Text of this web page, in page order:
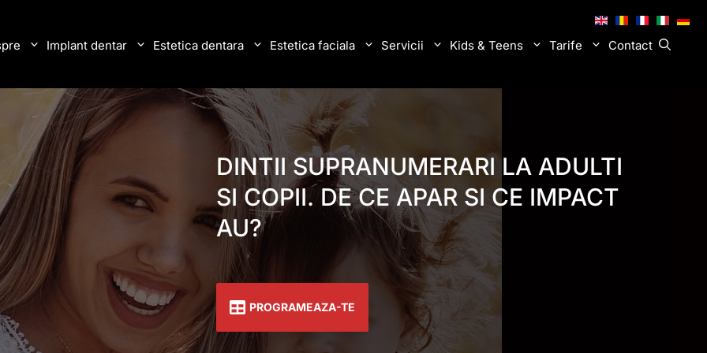
Implant dentar Estetica dentara Estetica faciala Servicii Kids & Teens Tarife Contact
DINTII SUPRANUMERARI LA ADULTI
SI COPII. DE CE APAR SI CE IMPACT
AU?
PROGRAMEAZA-TE